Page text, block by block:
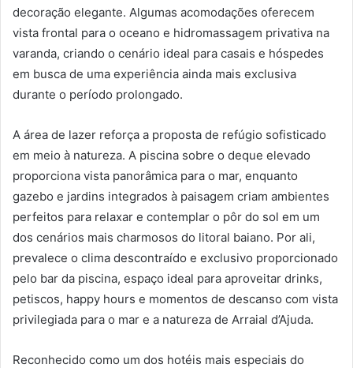
decoração elegante. Algumas acomodações oferecem
vista frontal para o oceano e hidromassagem privativa na
varanda, criando o cenário ideal para casais e hóspedes
em busca de uma experiência ainda mais exclusiva
durante o período prolongado.
A área de lazer reforça a proposta de refúgio sofisticado
em meio à natureza. A piscina sobre o deque elevado
proporciona vista panorâmica para o mar, enquanto
gazebo e jardins integrados à paisagem criam ambientes
perfeitos para relaxar e contemplar o pôr do sol em um
dos cenários mais charmosos do litoral baiano. Por ali,
prevalece o clima descontraído e exclusivo proporcionado
pelo bar da piscina, espaço ideal para aproveitar drinks,
petiscos, happy hours e momentos de descanso com vista
privilegiada para o mar e a natureza de Arraial d’Ajuda.
Reconhecido como um dos hotéis mais especiais do